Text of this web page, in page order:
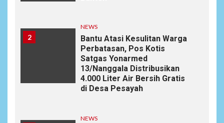
2
NEWS
Bantu Atasi Kesulitan Warga
Perbatasan, Pos Kotis
Satgas Yonarmed
13/Nanggala Distribusikan
4.000 Liter Air Bersih Gratis
di Desa Pesayah
NEWS